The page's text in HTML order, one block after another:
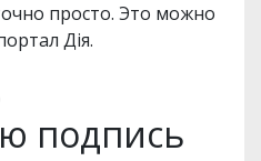
просто. Это можно
Дія.
подпись